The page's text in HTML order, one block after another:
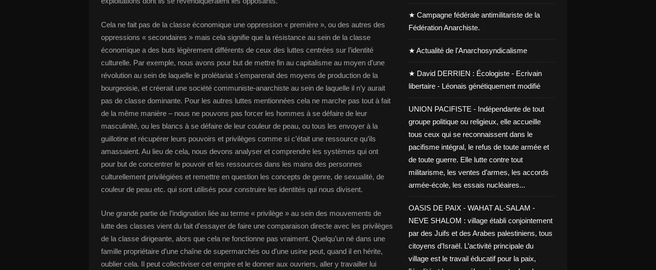
Cela ne fait pas de la classe économique une oppression « première », ou des autres des
oppressions « secondaires » mais cela signifie que la résistance au sein de la classe
économique a des buts légèrement différents de ceux des luttes centrées sur l’identité
culturelle. Par exemple, nous avons pour but de mettre fin au capitalisme au moyen d’une
révolution au sein de laquelle le prolétariat s’emparerait des moyens de production de la
bourgeoisie, et créerait une société communiste-anarchiste au sein de laquelle il n’y aurait
pas de classe dominante. Pour les autres luttes mentionnées cela ne marche pas tout à fait
de la même manière – nous ne pouvons pas forcer les hommes à se défaire de leur
masculinité, ou les blancs à se défaire de leur couleur de peau, ou tous les envoyer à la
guillotine et récupérer leurs pouvoirs et privilèges comme si c’était une ressource qu’ils
amassaient. Au lieu de cela, nous devons analyser et comprendre les systèmes qui ont
pour but de concentrer le pouvoir et les ressources dans les mains des personnes
culturellement privilégiées et remettre en question les concepts de genre, de sexualité, de
couleur de peau etc. qui sont utilisés pour construire les identités qui nous divisent.
Une grande partie de l’indignation liée au terme « privilège » au sein des mouvements de
lutte des classes vient du fait d’essayer de faire une comparaison directe avec les privilèges
de la classe dirigeante, alors que cela ne fonctionne pas vraiment. Quelqu’un né dans une
famille propriétaire d’une chaîne de supermarchés ou d’une usine peut, quand il en hérite,
oublier cela. Il peut collectiviser cet empire et le donner aux ouvriers, aller y travailler lui
★ Campagne fédérale antimilitariste de la
Fédération Anarchiste.
★ Actualité de l'Anarchosyndicalisme
★ David DERRIEN : Écologiste - Ecrivain
libertaire - Léonais génétiquement modifié
UNION PACIFISTE - Indépendante de tout
groupe politique ou religieux, elle accueille
tous ceux qui se reconnaissent dans le
pacifisme intégral, le refus de toute armée et
de toute guerre. Elle lutte contre tout
militarisme, les ventes d’armes, les accords
armée-école, les essais nucléaires...
OASIS DE PAIX - WAHAT AL-SALAM -
NEVE SHALOM : village établi conjointement
par des Juifs et des Arabes palestiniens, tous
citoyens d’Israël. L’activité principale du
village est le travail éducatif pour la paix,